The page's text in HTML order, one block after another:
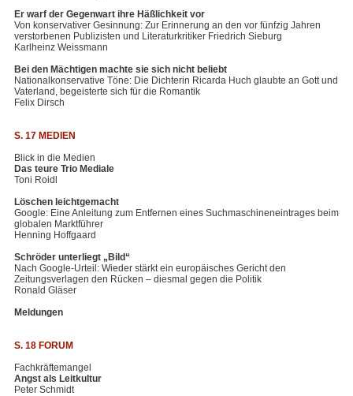
Er warf der Gegenwart ihre Häßlichkeit vor
Von konservativer Gesinnung: Zur Erinnerung an den vor fünfzig Jahren
verstorbenen Publizisten und Literaturkritiker Friedrich Sieburg
Karlheinz Weissmann
Bei den Mächtigen machte sie sich nicht beliebt
Nationalkonservative Töne: Die Dichterin Ricarda Huch glaubte an Gott und
Vaterland, begeisterte sich für die Romantik
Felix Dirsch
S. 17 MEDIEN
Blick in die Medien
Das teure Trio Mediale
Toni Roidl
Löschen leichtgemacht
Google: Eine Anleitung zum Entfernen eines Suchmaschineneintrages beim
globalen Marktführer
Henning Hoffgaard
Schröder unterliegt „Bild“
Nach Google-Urteil: Wieder stärkt ein europäisches Gericht den
Zeitungsverlagen den Rücken – diesmal gegen die Politik
Ronald Gläser
Meldungen
S. 18 FORUM
Fachkräftemangel
Angst als Leitkultur
Peter Schmidt